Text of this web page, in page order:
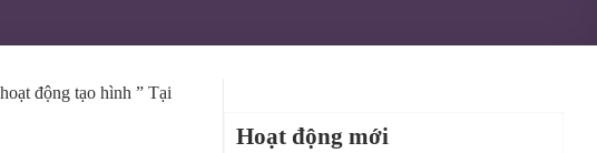
động tạo hình ” Tại
Hoạt động mới